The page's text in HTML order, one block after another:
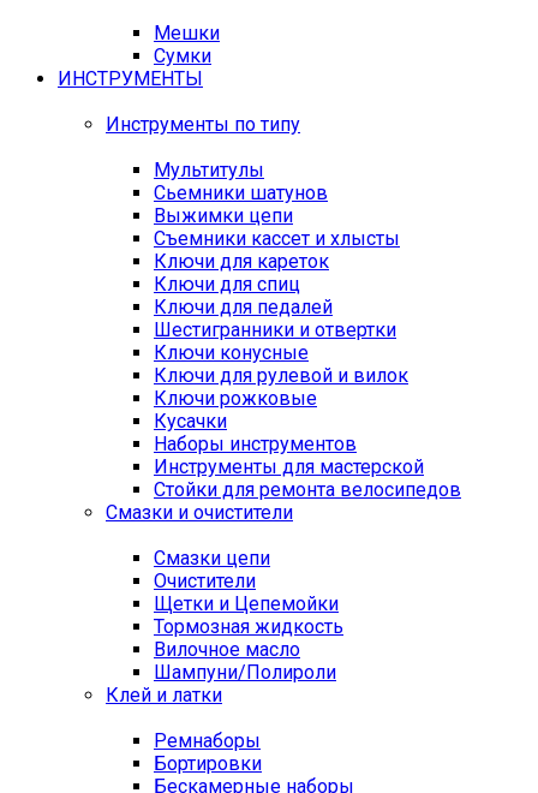
Мешки
Сумки
ИНСТРУМЕНТЫ
Инструменты по типу
Мультитулы
Сьемники шатунов
Выжимки цепи
Съемники кассет и хлысты
Ключи для кареток
Ключи для спиц
Ключи для педалей
Шестигранники и отвертки
Ключи конусные
Ключи для рулевой и вилок
Ключи рожковые
Кусачки
Наборы инструментов
Инструменты для мастерской
Стойки для ремонта велосипедов
Смазки и очистители
Смазки цепи
Очистители
Щетки и Цепемойки
Тормозная жидкость
Вилочное масло
Шампуни/Полироли
Клей и латки
Ремнаборы
Бортировки
Бескамерные наборы